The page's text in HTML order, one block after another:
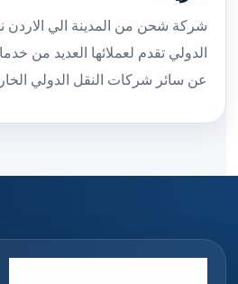
شركة شحن من المدينة الي الاردن
الدولي تقدم لعملائها العديد من
عن سائر شركات النقل الدولي